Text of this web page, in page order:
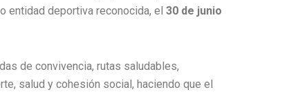
entidad deportiva reconocida, el 30 de junio
de convivencia, rutas saludables,
salud y cohesión social, haciendo que el